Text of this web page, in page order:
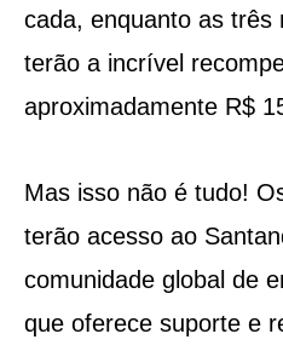
cada, enquanto as três
terão a incrível
aproximadamente R$
Mas isso não é tudo!
terão acesso ao
comunidade global de
que oferece suporte e